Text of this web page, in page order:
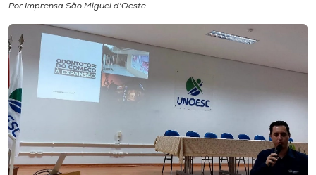
I.nova
Diplomados
Cultura
Por Imprensa São Miguel d'Oeste